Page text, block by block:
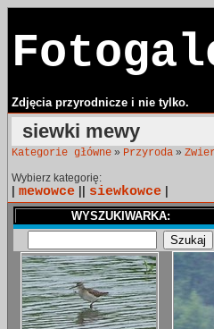
Zdjęcia przyrodnicze i nie tylko.
siewki mewy
Kategorie główne » Przyroda »
Wybierz kategorię:
mewowce siewkowce
WYSZUKIWARKA: